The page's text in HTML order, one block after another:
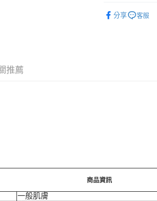
分享 客服
推薦
商品資訊
一般肌膚